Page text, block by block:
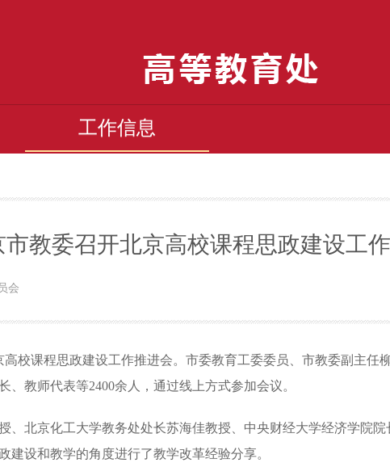
工作信息
市教委召开北京高校课程思政建设工
会
高校课程思政建设工作推进会。市委教育工委委员、市教委副主任
教师代表等2400余人，通过线上方式参加会议。
、北京化工大学教务处处长苏海佳教授、中央财经大学经济学院
设和教学的角度进行了教学改革经验分享。